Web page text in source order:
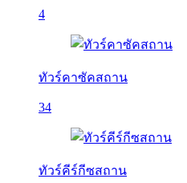
4
ทัวร์คาซัคสถาน
34
ทัวร์คีร์กีซสถาน